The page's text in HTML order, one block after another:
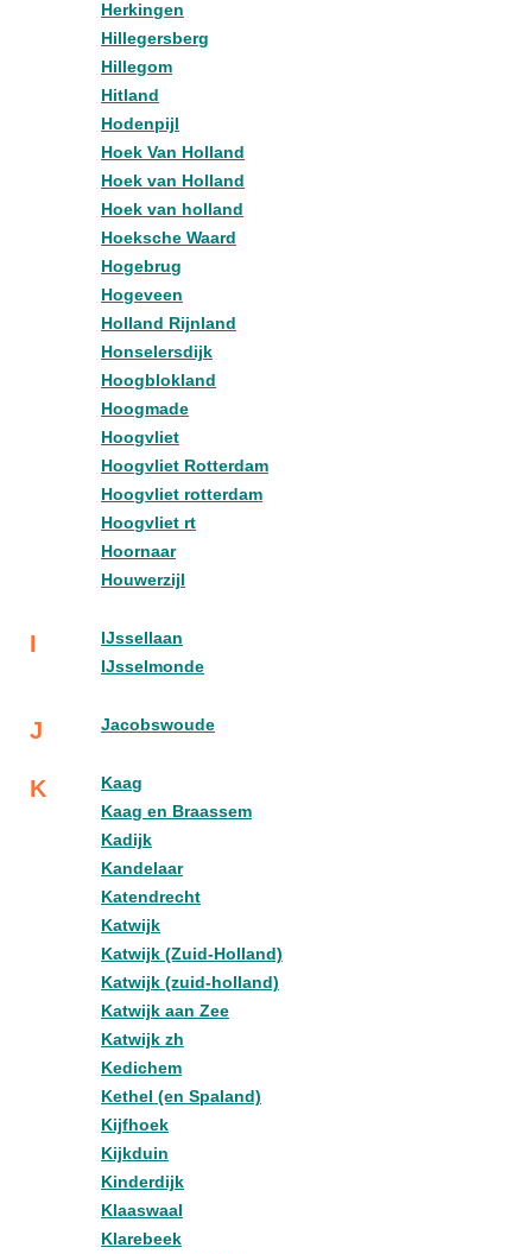
Herkingen
Hillegersberg
Hillegom
Hitland
Hodenpijl
Hoek Van Holland
Hoek van Holland
Hoek van holland
Hoeksche Waard
Hogebrug
Hogeveen
Holland Rijnland
Honselersdijk
Hoogblokland
Hoogmade
Hoogvliet
Hoogvliet Rotterdam
Hoogvliet rotterdam
Hoogvliet rt
Hoornaar
Houwerzijl
I
IJssellaan
IJsselmonde
J Jacobswoude
K
Kaag
Kaag en Braassem
Kadijk
Kandelaar
Katendrecht
Katwijk
Katwijk (Zuid-Holland)
Katwijk (zuid-holland)
Katwijk aan Zee
Katwijk zh
Kedichem
Kethel (en Spaland)
Kijfhoek
Kijkduin
Kinderdijk
Klaaswaal
Klarebeek